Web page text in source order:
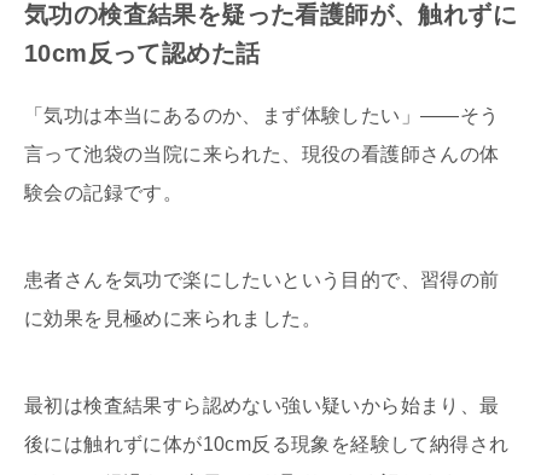
気功の検査結果を疑った看護師が、触れずに
10cm反って認めた話
「気功は本当にあるのか、まず体験したい」――そう
言って池袋の当院に来られた、現役の看護師さんの体
験会の記録です。
患者さんを気功で楽にしたいという目的で、習得の前
に効果を見極めに来られました。
最初は検査結果すら認めない強い疑いから始まり、最
後には触れずに体が10cm反る現象を経験して納得され